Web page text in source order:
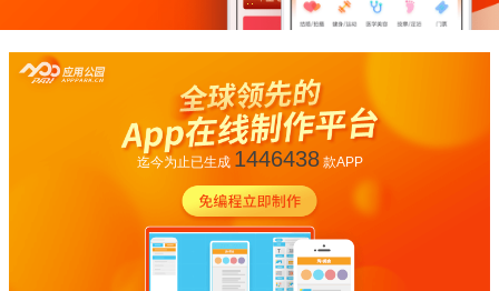
迄今为止已生成 1446438款APP